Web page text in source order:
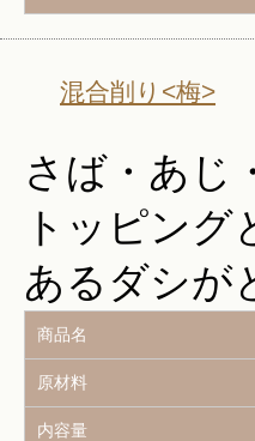
混合削り<梅>
さば・あじ
トッピン
あるダシが
商品名
原材料
内容量